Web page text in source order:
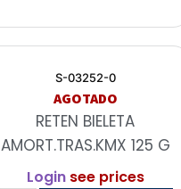
S-03252-0
AGOTADO
RETEN BIELETA
AMORT.TRAS.KMX 125 G
Loginsee prices